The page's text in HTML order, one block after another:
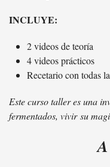
INCLUYE:
2 videos de teoría
4 videos prácticos
Recetario con todas
Este curso taller es una
fermentados, vivir su